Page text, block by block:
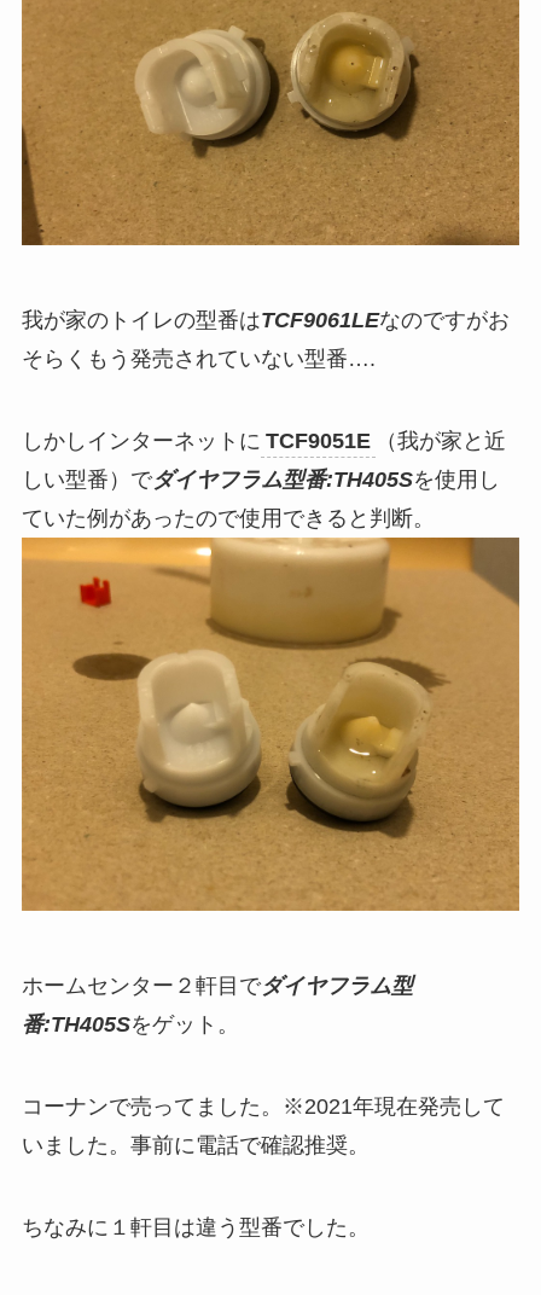
我が家のトイレの型番はTCF9061LEなのですがお
そらくもう発売されていない型番….
しかしインターネットに TCF9051E
（我が家と近
しい型番）でダイヤフラム型番:TH405Sを使用し
ていた例があったので使用できると判断。
ホームセンター２軒目でダイヤフラム型
番:TH405Sをゲット。
コーナンで売ってました。※2021年現在発売して
いました。事前に電話で確認推奨。
ちなみに１軒目は違う型番でした。